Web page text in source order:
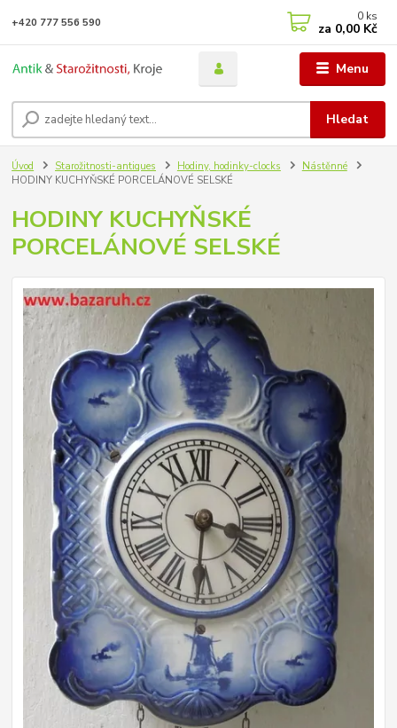
Menu
Hledat
+420 777 556 590 0 ks
za 0,00 Kč
Úvod Starožitnosti-antiques Hodiny, hodinky-clocks
Nástěnné
HODINY KUCHYŇSKÉ PORCELÁNOVÉ SELSKÉ
HODINY KUCHYŇSKÉ
PORCELÁNOVÉ SELSKÉ